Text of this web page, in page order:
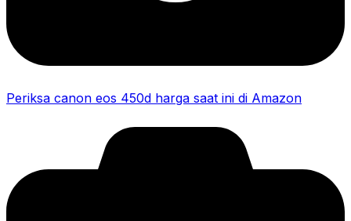
Periksa canon eos 450d harga saat ini di Amazon